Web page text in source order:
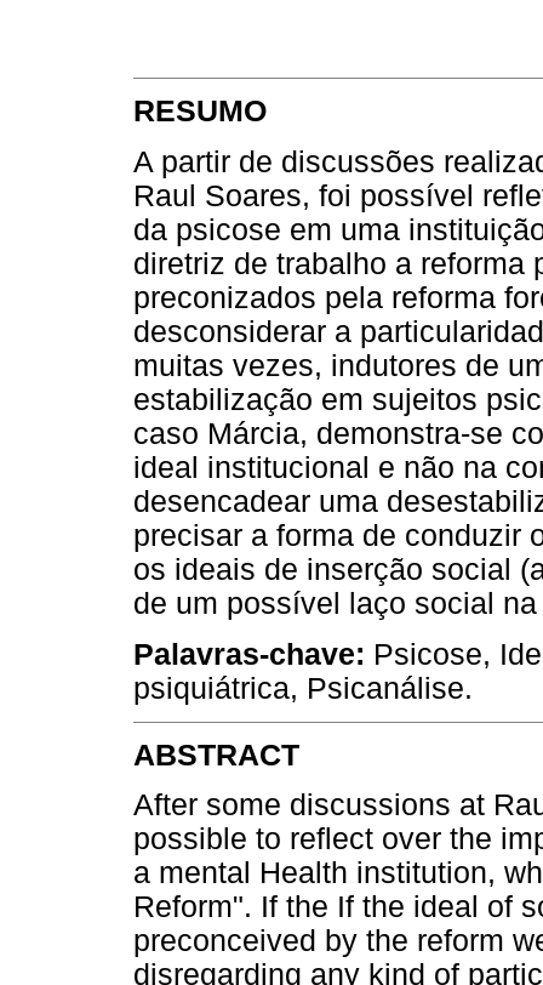
RESUMO
A partir de discussões
Raul Soares, foi possível
da psicose em uma
diretriz de trabalho a reforma
preconizados pela reforma
desconsiderar a
muitas vezes, indutores de
estabilização em sujeitos
caso Márcia, demonstra-se
ideal institucional e não na
desencadear uma
precisar a forma de conduzir
os ideais de inserção social
de um possível laço social
Palavras-chave: Psicose,
psiquiátrica, Psicanálise.
ABSTRACT
After some discussions at
possible to reflect over the
a mental Health institution,
Reform". If the If the ideal of
preconceived by the reform
disregarding any kind of